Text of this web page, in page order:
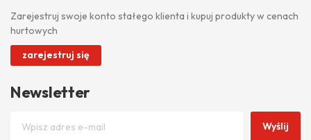
Zarejestruj swoje konto stałego klienta i kupuj produkty w cenach
hurtowych
zarejestruj się
Newsletter
Wyślij